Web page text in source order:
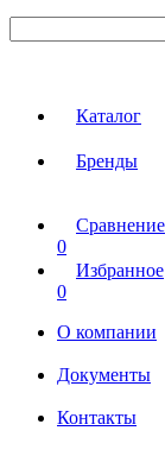
Каталог
Бренды
Сравнение
0
Избранное
0
О компании
Документы
Контакты